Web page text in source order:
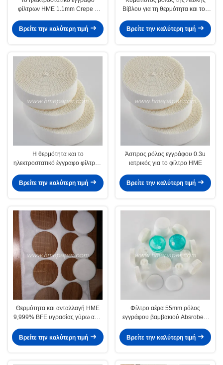
φίλτρων HME 1.1mm Crepe ο
Βρείτε την καλύτερη τιμή
Βίβλου για τη θερμότητα και τον
Βρείτε την καλύτερη τιμή
Η θερμότητα και το
ηλεκτροστατικό έγγραφο φίλτρων
τους ρόλους εγγράφου
Βρείτε την καλύτερη τιμή
Άσπρος ρόλος εγγράφου 0.3u
ιατρικός για το φίλτρο HME
Βρείτε την καλύτερη τιμή
Θερμότητα και ανταλλαγή HME
9,999% BFE υγρασίας γύρω από
εγγράφου φίλτρων
Βρείτε την καλύτερη τιμή
Φίλτρο αέρα 55mm ρόλος
εγγράφου βαμβακιού Absrobent
Βρείτε την καλύτερη τιμή